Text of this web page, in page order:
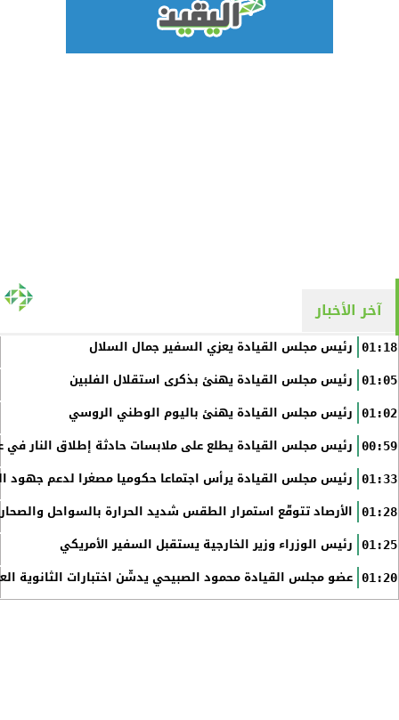
آخر الأخبار
01:18 رئيس مجلس القيادة يعزي السفير جمال السلال
01:05 رئيس مجلس القيادة يهنئ بذكرى استقلال الفلبين
01:02 رئيس مجلس القيادة يهنئ باليوم الوطني الروسي
00:59 رئيس مجلس القيادة يطلع على ملابسات حادثة إطلاق النار في
01:33 رئيس مجلس القيادة يرأس اجتماعا حكوميا مصغرا لدعم جهود
01:28 الأرصاد تتوقّع استمرار الطقس شديد الحرارة بالسواحل
01:25 رئيس الوزراء وزير الخارجية يستقبل السفير الأمريكي
01:20 عضو مجلس القيادة محمود الصبيحي يدشّن اختبارات الثانوية